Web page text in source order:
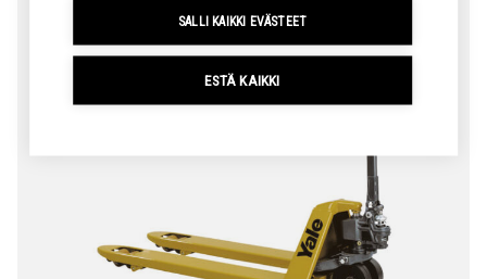
SALLI KAIKKI EVÄSTEET
ESTÄ KAIKKI